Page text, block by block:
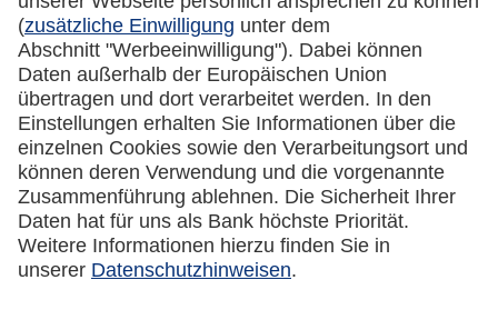
Cookie Einstellungen
Vertrag widerrufen